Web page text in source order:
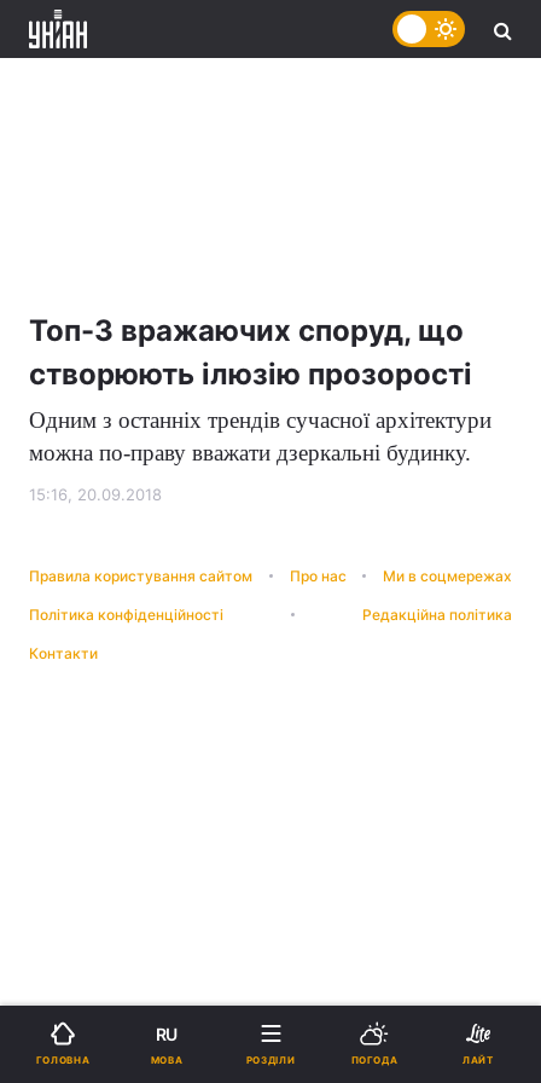
Топ-3 вражаючих споруд, що
створюють ілюзію прозорості
Одним з останніх трендів сучасної архітектури
можна по-праву вважати дзеркальні будинку.
15:16, 20.09.2018
Правила користування сайтом Про нас Ми в соцмережах
Політика конфіденційності Редакційна політика
Контакти
ГОЛОВНА
RU
МОВА РОЗДІЛИ ПОГОДА ЛАЙТ